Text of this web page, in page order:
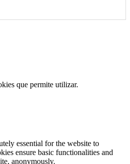
que permite utilizar.
essential for the website to
ensure basic functionalities and
anonymously.